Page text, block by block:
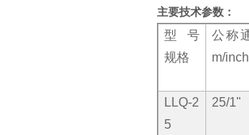
主要技术参数：
型号
规格
公称
m/
LLQ-2
5
25/1"